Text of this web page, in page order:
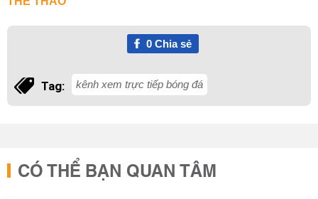
0Chia sẻ
Tag: kênh xem trực tiếp bóng đá
CÓ THỂ BẠN QUAN TÂM